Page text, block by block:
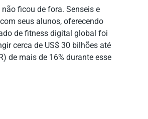
ficou de fora. Senseis e
seus alunos, oferecendo
de fitness digital global foi
cerca de US$ 30 bilhões até
de mais de 16% durante esse